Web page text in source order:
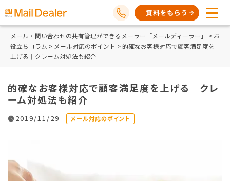
資料をもらう
メール・問い合わせの共有管理ができるメーラー「メールディーラー」 > お
役立ちコラム > メール対応のポイント > 的確なお客様対応で顧客満足度を
上げる｜クレーム対処法も紹介
的確なお客様対応で顧客満足度を上げる｜クレ
ーム対処法も紹介
2019/11/29 メール対応のポイント